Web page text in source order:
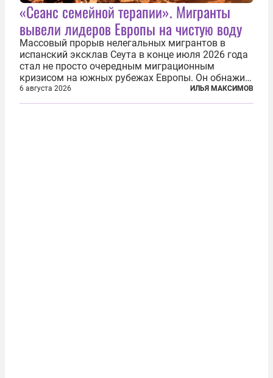
«Сеанс семейной терапии». Мигранты
вывели лидеров Европы на чистую воду
Массовый прорыв нелегальных мигрантов в
испанский эксклав Сеута в конце июля 2026 года
стал не просто очередным миграционным
кризисом на южных рубежах Европы. Он обнажил
фундаментальный раскол внутри Евросоюза,
продемонстрировав, что десятилетиями
6 августа 2026 ИЛЬЯ МАКСИМОВ